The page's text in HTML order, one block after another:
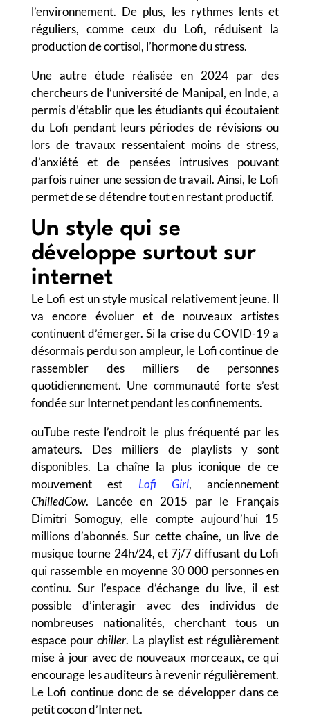
l’environnement. De plus, les rythmes lents et
réguliers, comme ceux du Lofi, réduisent la
production de cortisol, l’hormone du stress.
Une autre étude réalisée en 2024 par des
chercheurs de l’université de Manipal, en Inde, a
permis d’établir que les étudiants qui écoutaient
du Lofi pendant leurs périodes de révisions ou
lors de travaux ressentaient moins de stress,
d’anxiété et de pensées intrusives pouvant
parfois ruiner une session de travail. Ainsi, le Lofi
permet de se détendre tout en restant productif.
Un style qui se
développe surtout sur
internet
Le Lofi est un style musical relativement jeune. Il
va encore évoluer et de nouveaux artistes
continuent d’émerger. Si la crise du COVID-19 a
désormais perdu son ampleur, le Lofi continue de
rassembler des milliers de personnes
quotidiennement. Une communauté forte s’est
fondée sur Internet pendant les confinements.
ouTube reste l’endroit le plus fréquenté par les
amateurs. Des milliers de playlists y sont
disponibles. La chaîne la plus iconique de ce
mouvement est Lofi Girl, anciennement
ChilledCow. Lancée en 2015 par le Français
Dimitri Somoguy, elle compte aujourd’hui 15
millions d’abonnés. Sur cette chaîne, un live de
musique tourne 24h/24, et 7j/7 diffusant du Lofi
qui rassemble en moyenne 30 000 personnes en
continu. Sur l’espace d’échange du live, il est
possible d’interagir avec des individus de
nombreuses nationalités, cherchant tous un
espace pour chiller. La playlist est régulièrement
mise à jour avec de nouveaux morceaux, ce qui
encourage les auditeurs à revenir régulièrement.
Le Lofi continue donc de se développer dans ce
petit cocon d’Internet.